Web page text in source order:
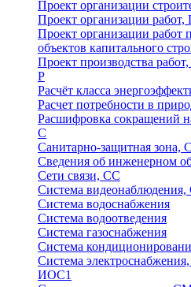
Проект организации
Проект организации
Проект организации работ
объектов капитального
Проект производства
Р
Расчёт класса
Расчет потребности в
Расшифровка сокращений
С
Санитарно-защитная зона,
Сведения об инженерном
Сети связи, СС
Система
Система водоснабжения
Система водоотведения
Система газоснабжения
Система
Система
ИОС1